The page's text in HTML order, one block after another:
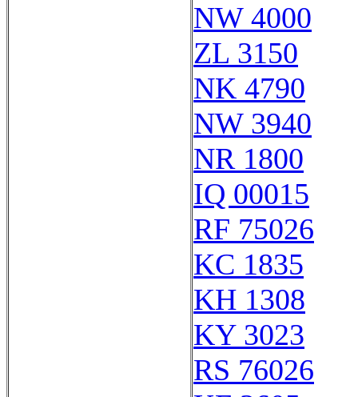
NW 4000
ZL 3150
NK 4790
NW 3940
NR 1800
IQ 00015
RF 75026
KC 1835
KH 1308
KY 3023
RS 76026